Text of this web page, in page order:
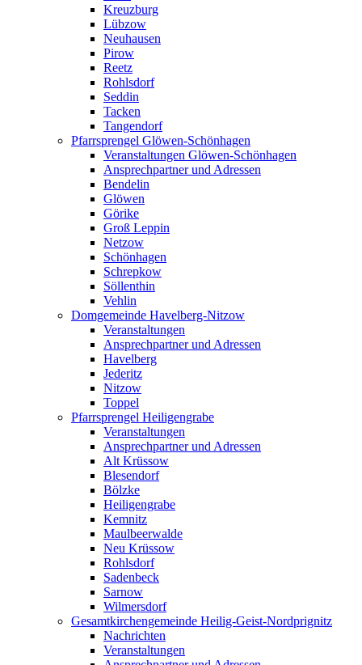
Kreuzburg
Lübzow
Neuhausen
Pirow
Reetz
Rohlsdorf
Seddin
Tacken
Tangendorf
Pfarrsprengel Glöwen-Schönhagen
Veranstaltungen Glöwen-Schönhagen
Ansprechpartner und Adressen
Bendelin
Glöwen
Görike
Groß Leppin
Netzow
Schönhagen
Schrepkow
Söllenthin
Vehlin
Domgemeinde Havelberg-Nitzow
Veranstaltungen
Ansprechpartner und Adressen
Havelberg
Jederitz
Nitzow
Toppel
Pfarrsprengel Heiligengrabe
Veranstaltungen
Ansprechpartner und Adressen
Alt Krüssow
Blesendorf
Bölzke
Heiligengrabe
Kemnitz
Maulbeerwalde
Neu Krüssow
Rohlsdorf
Sadenbeck
Sarnow
Wilmersdorf
Gesamtkirchengemeinde Heilig-Geist-Nordprignitz
Nachrichten
Veranstaltungen